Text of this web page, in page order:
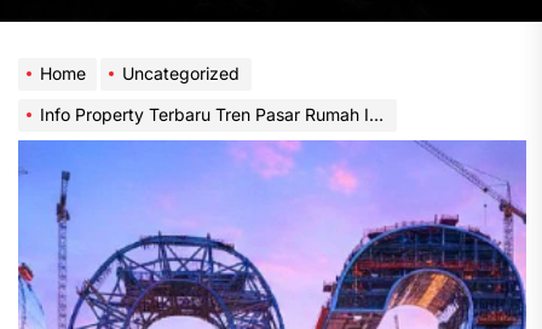
mode
Home
Uncategorized
Info Property Terbaru Tren Pasar Rumah Investasi 2026